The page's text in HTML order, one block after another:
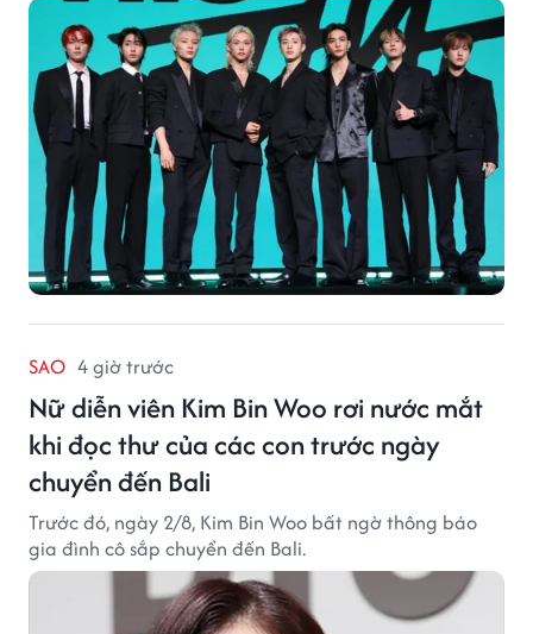
SAO 4 giờ trước
Nữ diễn viên Kim Bin Woo rơi nước mắt
khi đọc thư của các con trước ngày
chuyển đến Bali
Trước đó, ngày 2/8, Kim Bin Woo bất ngờ thông báo
gia đình cô sắp chuyển đến Bali.